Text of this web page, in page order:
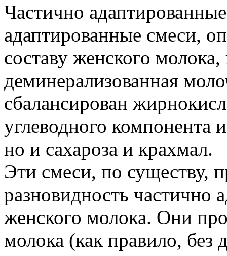
Частично
адаптированные смеси,
составу женского
деминерализованная
сбалансирован
углеводного компонента
но и сахароза и крахмал.
Эти смеси, по существу,
разновидность частично
женского молока. Они
молока (как правило, без